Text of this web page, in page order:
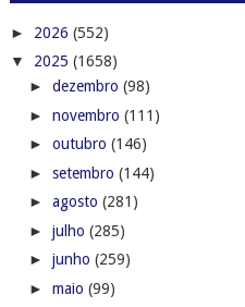
► 2026 (552)
▼ 2025 (1658)
► dezembro (98)
► novembro (111)
► outubro (146)
► setembro (144)
► agosto (281)
► julho (285)
► junho (259)
► maio (99)